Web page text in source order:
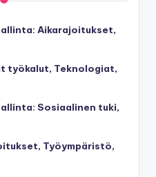
Aikarajoitukset,
työkalut, Teknologiat,
Sosiaalinen tuki,
Työympäristö,